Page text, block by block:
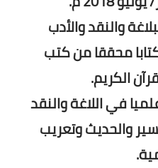
البلاغة والنقد والأدب
والتعريب. و 15 كتابا محققا من كتب
الكريم.
من 60 بحثا علميا في اللاغة والنقد
والحديث وتعريب